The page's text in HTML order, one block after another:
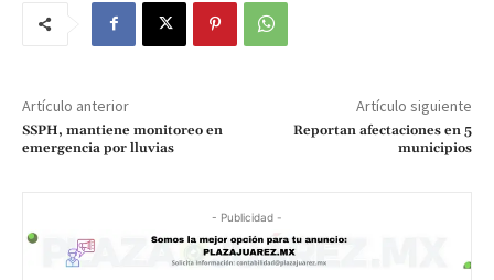
Artículo anterior
SSPH, mantiene monitoreo en
emergencia por lluvias
Artículo siguiente
Reportan afectaciones en 5
municipios
- Publicidad -